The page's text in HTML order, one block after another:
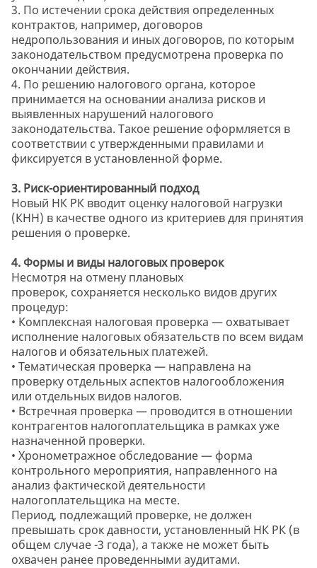
3. По истечении срока действия определенных
контрактов, например, договоров
недропользования и иных договоров, по которым
законодательством предусмотрена проверка по
окончании действия.
4. По решению налогового органа, которое
принимается на основании анализа рисков и
выявленных нарушений налогового
законодательства. Такое решение оформляется в
соответствии с утвержденными правилами и
фиксируется в установленной форме.
3. Риск-ориентированный подход
Новый НК РК вводит оценку налоговой нагрузки
(КНН) в качестве одного из критериев для принятия
решения о проверке.
4. Формы и виды налоговых проверок
Несмотря на отмену плановых
проверок, сохраняется несколько видов других
процедур:
• Комплексная налоговая проверка — охватывает
исполнение налоговых обязательств по всем видам
налогов и обязательных платежей.
• Тематическая проверка — направлена на
проверку отдельных аспектов налогообложения
или отдельных видов налогов.
• Встречная проверка — проводится в отношении
контрагентов налогоплательщика в рамках уже
назначенной проверки.
• Хронометражное обследование — форма
контрольного мероприятия, направленного на
анализ фактической деятельности
налогоплательщика на месте.
Период, подлежащий проверке, не должен
превышать срок давности, установленный НК РК (в
общем случае -3 года), а также не может быть
охвачен ранее проведенными аудитами.